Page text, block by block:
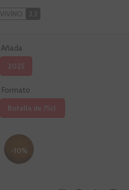
VIVINO 3,3
Añada
2025
Formato
Botella de 75cl.
-10%